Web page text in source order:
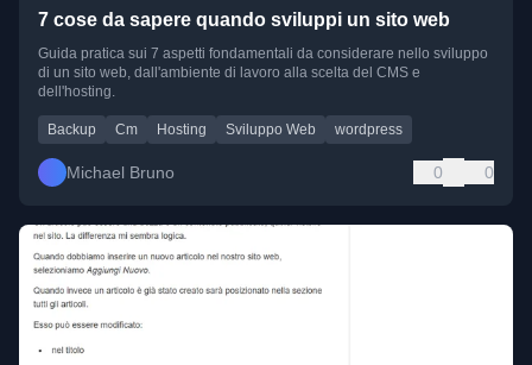
7 cose da sapere quando sviluppi un sito web
Guida pratica sui 7 aspetti fondamentali da considerare nello sviluppo
di un sito web, dall'ambiente di lavoro alla scelta del CMS e
dell'hosting.
Backup Cm Hosting Sviluppo Web wordpress
Michael Bruno 0 0